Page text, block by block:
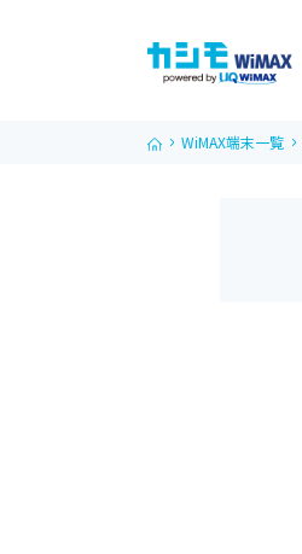
WiMAX端末一覧